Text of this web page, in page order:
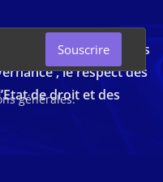
générales.
Souscrire
engagé dans
, le respect des
de droit et des